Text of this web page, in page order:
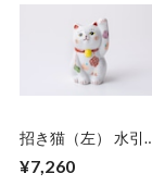
招き猫（左） 水引-
¥7,260